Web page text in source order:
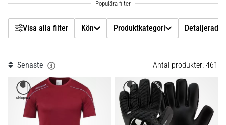
dig
för
EM
2025
med
officiella
tröjor
Visa alla filter Kön Produktkategori Detaljerad
Pris
Färg
Storlek
Senaste Antal produkter: 461